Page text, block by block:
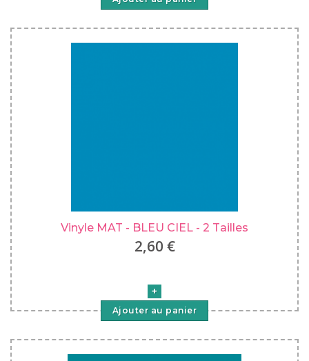
Vinyle MAT - BLEU CIEL - 2 Tailles
2,60 €
Ajouter au panier